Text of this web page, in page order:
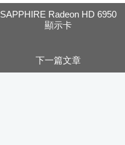
SAPPHIRE Radeon HD 6950
顯示卡
下一篇文章